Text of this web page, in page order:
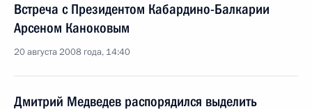
Встреча с Президентом Кабардино-Балкарии
Арсеном Каноковым
20 августа 2008 года, 14:40
Дмитрий Медведев распорядился выделить